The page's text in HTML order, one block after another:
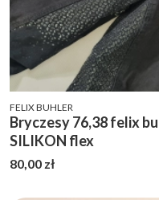
PRODUCENT
FELIX BUHLER
Bryczesy 76,38 felix
SILIKON flex
Cena
80,00 zł